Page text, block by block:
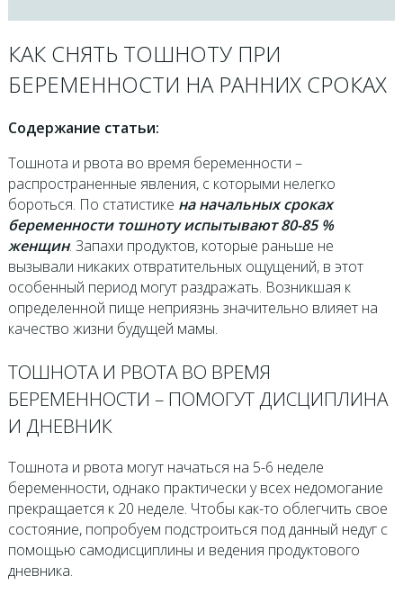
КАК СНЯТЬ ТОШНОТУ ПРИ
БЕРЕМЕННОСТИ НА РАННИХ СРОКАХ
Содержание статьи:
Тошнота и рвота во время беременности –
распространенные явления, с которыми нелегко
бороться. По статистике на начальных сроках
беременности тошноту испытывают 80-85 %
женщин. Запахи продуктов, которые раньше не
вызывали никаких отвратительных ощущений, в этот
особенный период могут раздражать. Возникшая к
определенной пище неприязнь значительно влияет на
качество жизни будущей мамы.
ТОШНОТА И РВОТА ВО ВРЕМЯ
БЕРЕМЕННОСТИ – ПОМОГУТ ДИСЦИПЛИНА
И ДНЕВНИК
Тошнота и рвота могут начаться на 5-6 неделе
беременности, однако практически у всех недомогание
прекращается к 20 неделе. Чтобы как-то облегчить свое
состояние, попробуем подстроиться под данный недуг с
помощью самодисциплины и ведения продуктового
дневника.